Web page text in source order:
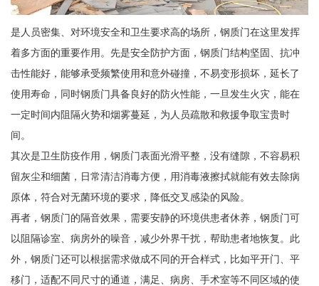
是人员密集、对环境安全和卫生要求高的场所，钢质门在这里发挥
着多方面的重要作用。先是安全防护方面，钢质门结构坚固、抗冲
击性能好，能够承受频繁使用和意外碰撞，不易变形损坏，延长了
使用寿命，同时钢质门具备良好的防火性能，一旦发生火灾，能在
一定时间内阻隔火势和烟雾蔓延，为人员疏散和救援争取宝贵时
间。
其次是卫生防疫作用，钢质门表面光滑平整，没有缝隙，不容易积
留灰尘和细菌，日常清洁消毒方便，用消毒液擦拭就能有效去除病
原体，符合对无菌环境的要求，降低交叉感染的风险。
再者，钢质门的隔音效果，需要安静的环境供患者休养，钢质门可
以阻隔诊室、病房外的噪音，减少外界干扰，帮助患者地恢复。此
外，钢质门还可以根据需求做成不同的开合样式，比如平开门、平
移门，适配不同尺寸的通道，满足、病房、手术室等不同区域的使